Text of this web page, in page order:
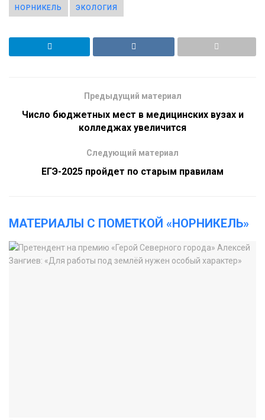
НОРНИКЕЛЬ ЭКОЛОГИЯ
Предыдущий материал
Число бюджетных мест в медицинских вузах и
колледжах увеличится
Следующий материал
ЕГЭ-2025 пройдет по старым правилам
МАТЕРИАЛЫ С ПОМЕТКОЙ «НОРНИКЕЛЬ»